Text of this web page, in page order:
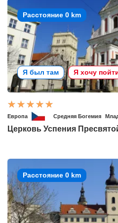
Расстояние 0 km
Я был там Я хочу
Европа Средняя Богемия
Церковь Успения
Расстояние 0 km